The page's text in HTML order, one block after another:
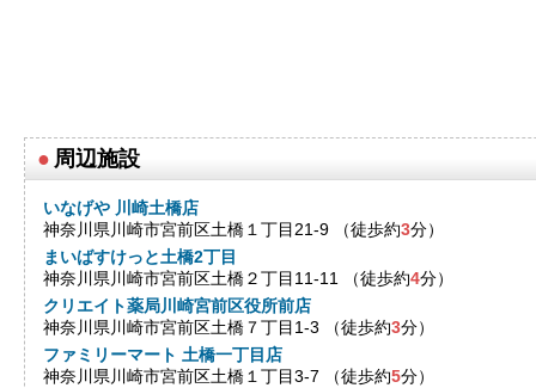
● 周辺施設
いなげや 川崎土橋店
神奈川県川崎市宮前区土橋１丁目21-9 （徒歩約3分）
まいばすけっと土橋2丁目
神奈川県川崎市宮前区土橋２丁目11-11 （徒歩約4分）
クリエイト薬局川崎宮前区役所前店
神奈川県川崎市宮前区土橋７丁目1-3 （徒歩約3分）
ファミリーマート 土橋一丁目店
神奈川県川崎市宮前区土橋１丁目3-7 （徒歩約5分）